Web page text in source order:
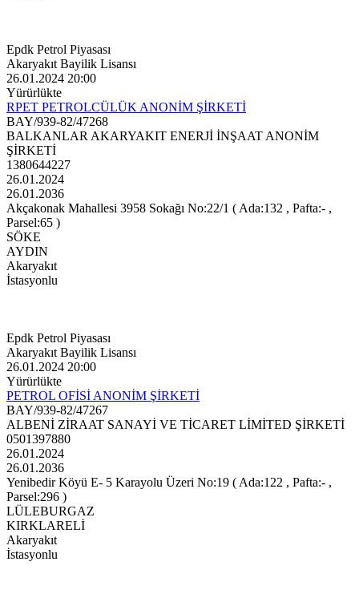
Epdk Petrol Piyasası
Akaryakıt Bayilik Lisansı
26.01.2024 20:00
Yürürlükte
RPET PETROLCÜLÜK ANONİM ŞİRKETİ
BAY/939-82/47268
BALKANLAR AKARYAKIT ENERJİ İNŞAAT ANONİM
ŞİRKETİ
1380644227
26.01.2024
26.01.2036
Akçakonak Mahallesi 3958 Sokağı No:22/1 ( Ada:132 , Pafta:- ,
Parsel:65 )
SÖKE
AYDIN
Akaryakıt
İstasyonlu
Epdk Petrol Piyasası
Akaryakıt Bayilik Lisansı
26.01.2024 20:00
Yürürlükte
PETROL OFİSİ ANONİM ŞİRKETİ
BAY/939-82/47267
ALBENİ ZİRAAT SANAYİ VE TİCARET LİMİTED ŞİRKETİ
0501397880
26.01.2024
26.01.2036
Yenibedir Köyü E- 5 Karayolu Üzeri No:19 ( Ada:122 , Pafta:- ,
Parsel:296 )
LÜLEBURGAZ
KIRKLARELİ
Akaryakıt
İstasyonlu